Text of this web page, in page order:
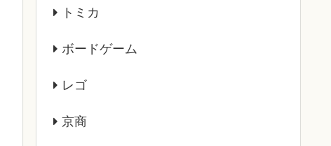
トミカ
ボードゲーム
レゴ
京商